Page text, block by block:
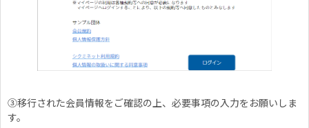
③移行された会員情報をご確認の上、必要事項の入力をお願いしま
す。